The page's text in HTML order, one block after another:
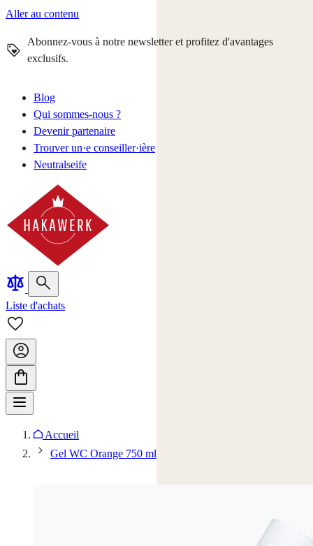
Aller au contenu
Abonnez-vous à notre newsletter et profitez d'avantages
exclusifs.
Blog
Qui sommes-nous ?
Devenir partenaire
Trouver un·e conseiller·ière
Neutralseife
Liste d'achats
Accueil
Gel WC Orange 750 ml